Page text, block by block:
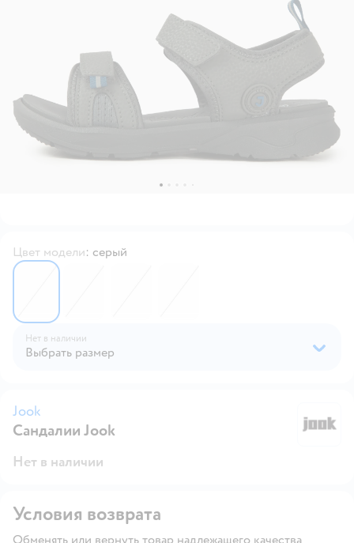
Цвет модели: серый
6564044
Нет в наличии
Выбрать размер
Jook
Сандалии Jook
Нет в наличии
Условия возврата
Обменять или вернуть товар надлежащего качества